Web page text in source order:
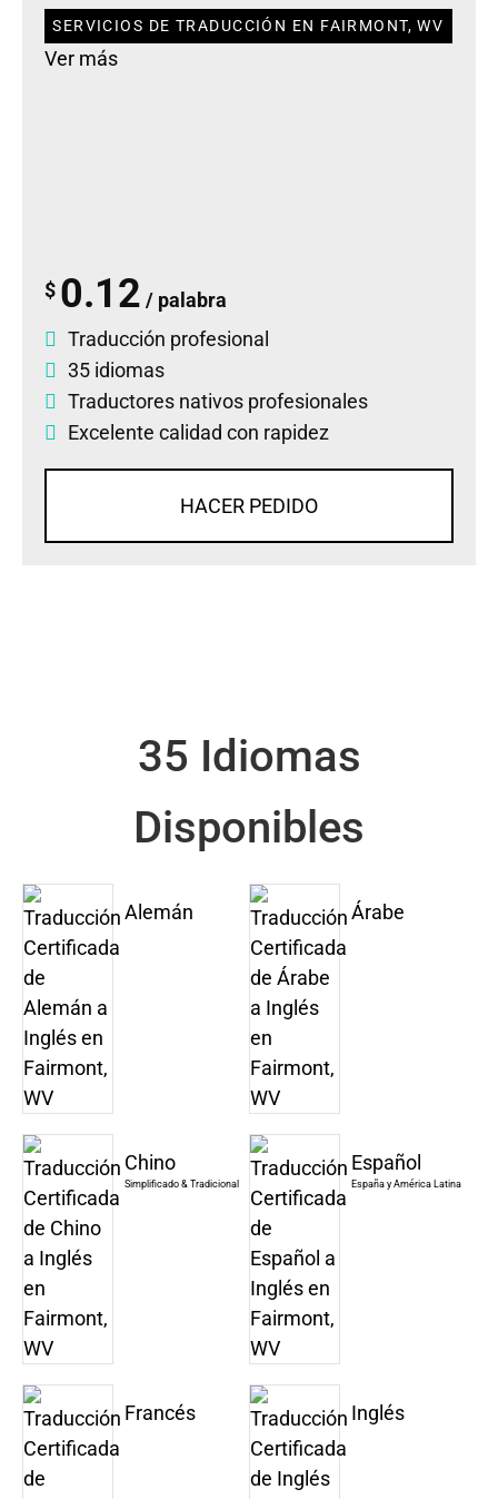
SERVICIOS DE TRADUCCIÓN EN FAIRMONT, WV
Ver más
$ 0.12 / palabra
Traducción profesional
35 idiomas
Traductores nativos profesionales
Excelente calidad con rapidez
HACER PEDIDO
35 Idiomas
Disponibles
Alemán Árabe
Chino
Simplificado & Tradicional
Español
España y América Latina
Francés Inglés